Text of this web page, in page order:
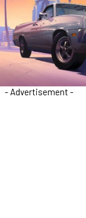
- Advertisement -